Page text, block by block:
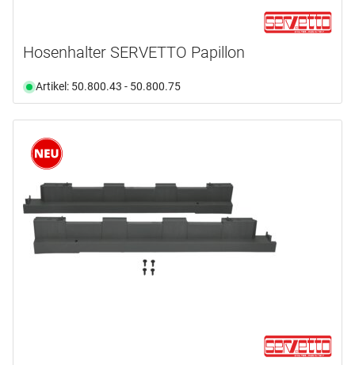
Hosenhalter SERVETTO Papillon
Artikel: 50.800.43 - 50.800.75